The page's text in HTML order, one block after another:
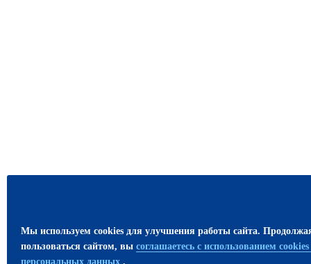
Мы используем cookies для улучшения работы сайта.
пользоваться сайтом, вы соглашаетесь с использованием cookies
персональных данных .